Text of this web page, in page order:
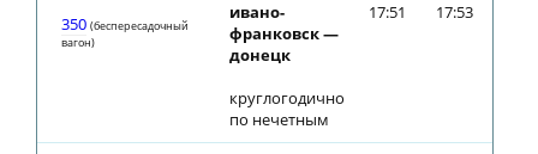
350 (беспересадочный
вагон)
ивано-
франковск —
донецк
круглогодично
по нечетным
17:51 17:53